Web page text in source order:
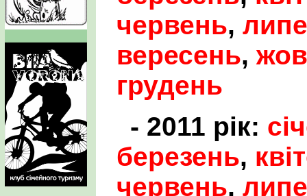
червень,
вересень,
грудень
- 2011 рік:
березень,
червень,